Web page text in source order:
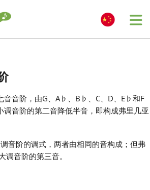
音音阶，由G、A♭ 、B ♭ 、C、D、E ♭ 和F
调音阶的第二音降低半音，即构成弗里几亚
音阶的调式，两者由相同的音构成；但弗
调音阶的第三音。